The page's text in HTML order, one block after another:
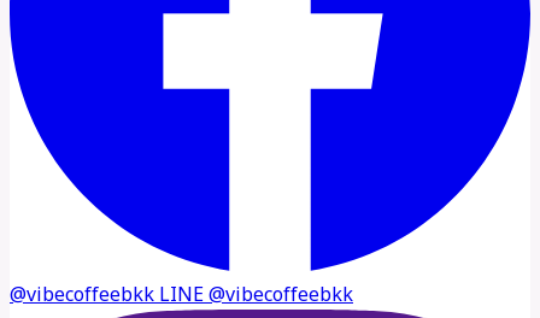
@vibecoffeebkkLINE@vibecoffeebkk